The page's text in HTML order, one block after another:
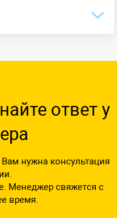
ответ у
нужна консультация
Менеджер свяжется с
время.